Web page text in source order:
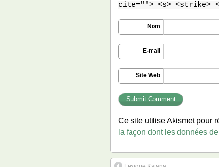
cite=""> <s> <strike>
Nom
E-mail
Site Web
Ce site utilise Akismet pour
la façon dont les données